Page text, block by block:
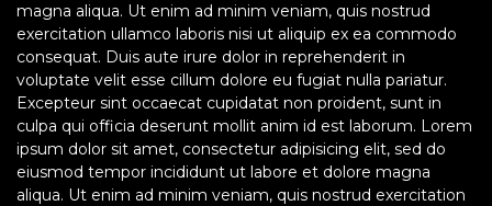
magna aliqua. Ut enim ad minim veniam, quis nostrud
exercitation ullamco laboris nisi ut aliquip ex ea commodo
consequat. Duis aute irure dolor in reprehenderit in
voluptate velit esse cillum dolore eu fugiat nulla pariatur.
Excepteur sint occaecat cupidatat non proident, sunt in
culpa qui officia deserunt mollit anim id est laborum. Lorem
ipsum dolor sit amet, consectetur adipisicing elit, sed do
eiusmod tempor incididunt ut labore et dolore magna
aliqua. Ut enim ad minim veniam, quis nostrud exercitation